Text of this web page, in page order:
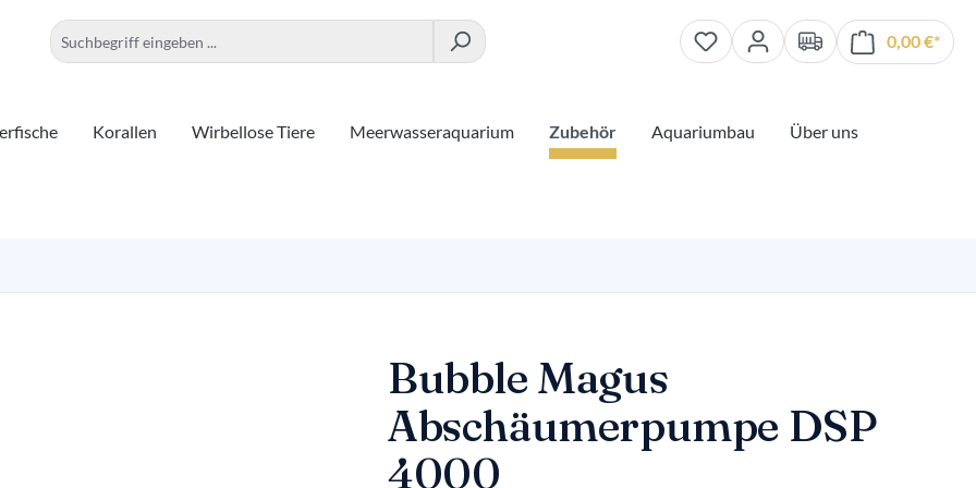
0,00 €*
Korallen Wirbellose Tiere Meerwasseraquarium Zubehör Aquariumbau
Über uns
Bubble Magus
Abschäumerpumpe DSP
4000